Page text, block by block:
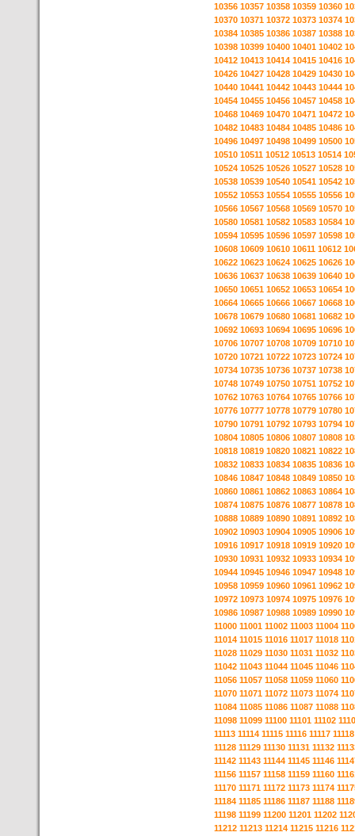
10356 10357 10358 10359 10360
10370 10371 10372 10373 10374
10384 10385 10386 10387 10388
10398 10399 10400 10401 10402
10412 10413 10414 10415 10416
10426 10427 10428 10429 10430
10440 10441 10442 10443 10444
10454 10455 10456 10457 10458
10468 10469 10470 10471 10472
10482 10483 10484 10485 10486
10496 10497 10498 10499 10500
10510 10511 10512 10513 10514
10524 10525 10526 10527 10528
10538 10539 10540 10541 10542
10552 10553 10554 10555 10556
10566 10567 10568 10569 10570
10580 10581 10582 10583 10584
10594 10595 10596 10597 10598
10608 10609 10610 10611 10612
10622 10623 10624 10625 10626
10636 10637 10638 10639 10640
10650 10651 10652 10653 10654
10664 10665 10666 10667 10668
10678 10679 10680 10681 10682
10692 10693 10694 10695 10696
10706 10707 10708 10709 10710
10720 10721 10722 10723 10724
10734 10735 10736 10737 10738
10748 10749 10750 10751 10752
10762 10763 10764 10765 10766
10776 10777 10778 10779 10780
10790 10791 10792 10793 10794
10804 10805 10806 10807 10808
10818 10819 10820 10821 10822
10832 10833 10834 10835 10836
10846 10847 10848 10849 10850
10860 10861 10862 10863 10864
10874 10875 10876 10877 10878
10888 10889 10890 10891 10892
10902 10903 10904 10905 10906
10916 10917 10918 10919 10920
10930 10931 10932 10933 10934
10944 10945 10946 10947 10948
10958 10959 10960 10961 10962
10972 10973 10974 10975 10976
10986 10987 10988 10989 10990
11000 11001 11002 11003 11004
11014 11015 11016 11017 11018
11028 11029 11030 11031 11032
11042 11043 11044 11045 11046
11056 11057 11058 11059 11060
11070 11071 11072 11073 11074
11084 11085 11086 11087 11088
11098 11099 11100 11101 11102
11113 11114 11115 11116 11117 11118
11128 11129 11130 11131 11132
11142 11143 11144 11145 11146
11156 11157 11158 11159 11160
11170 11171 11172 11173 11174
11184 11185 11186 11187 11188
11198 11199 11200 11201 11202
11212 11213 11214 11215 11216